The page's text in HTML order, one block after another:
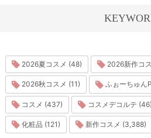
2026夏コスメ (48) 2026新作コ
2026秋コスメ (11) ふぉーちゅん
コスメ (437) コスメデコルテ (46)
化粧品 (121) 新作コスメ (3,388)